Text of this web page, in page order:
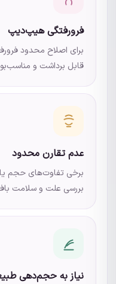
فرورفتگی هیپ‌دیپ
برای اصلاح محدود
قابل برداشت و
عدم تقارن محدود
برخی تفاوت‌های حجم
بررسی علت و سلامت
نیاز به حجم‌دهی